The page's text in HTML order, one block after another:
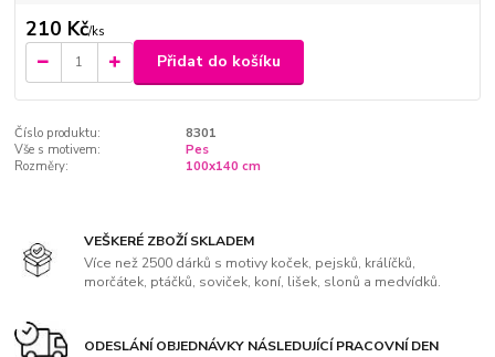
210 Kč/ks
Přidat do košíku
Číslo produktu:
8301
Vše s motivem:
Pes
Rozměry:
100x140 cm
VEŠKERÉ ZBOŽÍ SKLADEM
Více než 2500 dárků s motivy koček, pejsků, králíčků,
morčátek, ptáčků, soviček, koní, lišek, slonů a medvídků.
ODESLÁNÍ OBJEDNÁVKY NÁSLEDUJÍCÍ PRACOVNÍ DEN